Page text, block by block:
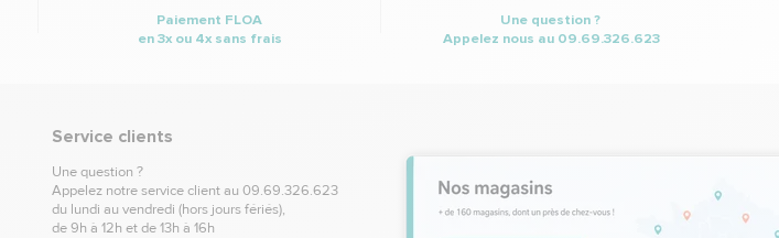
Paiement FLOA
en 3x ou 4x sans frais
Une question ?
Appelez nous au 09.69.326.623
Service clients
Une question ?
Appelez notre service client au 09.69.326.623
du lundi au vendredi (hors jours fériés),
de 9h à 12h et de 13h à 16h